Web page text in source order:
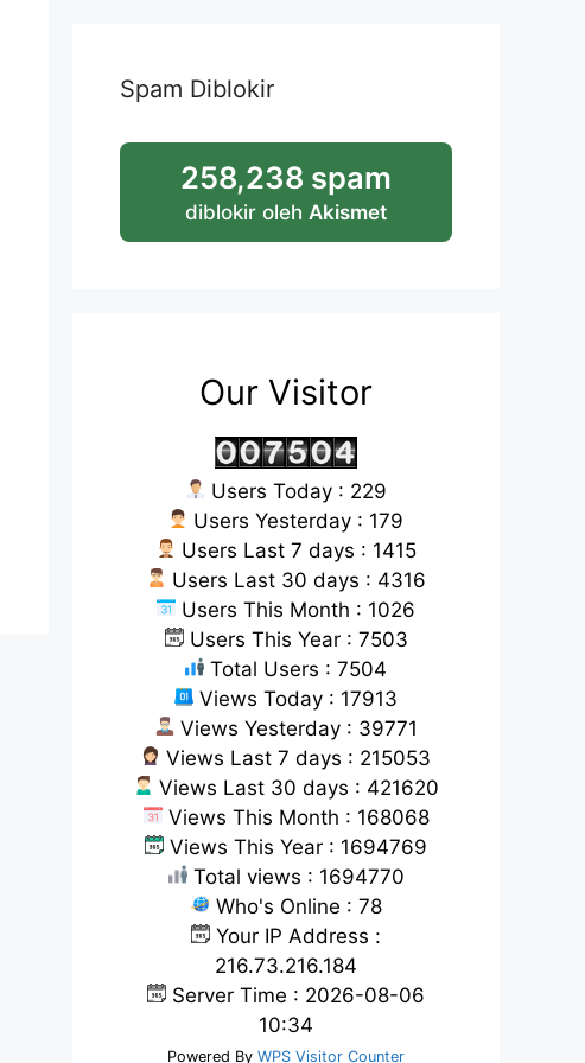
Spam Diblokir
258,238 spam
diblokir oleh Akismet
Our Visitor
Users Today : 229
Users Yesterday : 179
Users Last 7 days : 1415
Users Last 30 days : 4316
Users This Month : 1026
Users This Year : 7503
Total Users : 7504
Views Today : 17913
Views Yesterday : 39771
Views Last 7 days : 215053
Views Last 30 days : 421620
Views This Month : 168068
Views This Year : 1694769
Total views : 1694770
Who's Online : 78
Your IP Address :
216.73.216.184
Server Time : 2026-08-06
10:34
Powered By WPS Visitor Counter